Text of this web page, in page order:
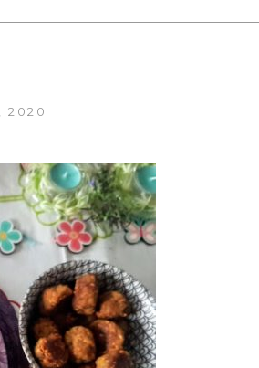
2020